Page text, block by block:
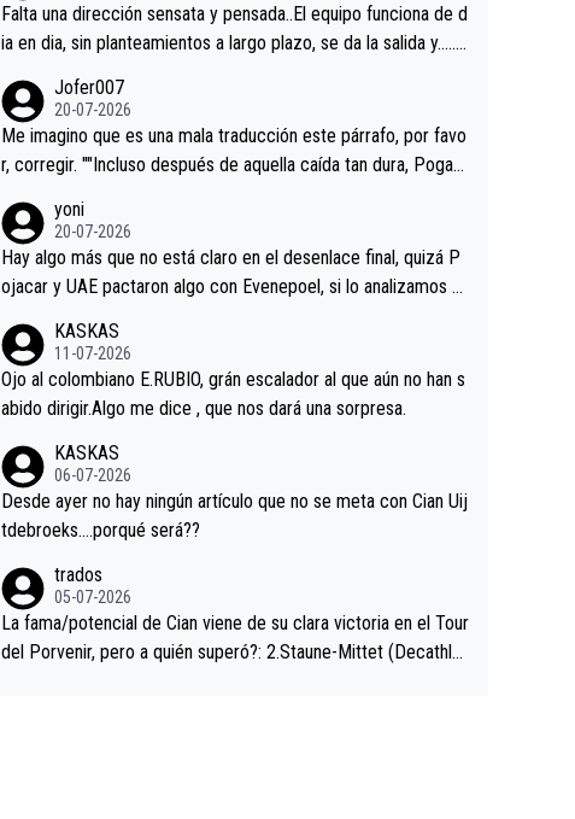
Falta una dirección sensata y pensada..El equipo funciona de d
ia en dia, sin planteamientos a largo plazo, se da la salida y…..v
a, Minguez, Velez etc etc.Me da pena vivir estos momentos t
an tristes sin victorias.
Jofer007
20-07-2026
Me imagino que es una mala traducción este párrafo, por favo
r, corregir. ""Incluso después de aquella caída tan dura, Pogac
rd permaneció pegado a su rueda. Parecía increíble la forma
en la que era capaz de controlar el miedo", recordó."
yoni
20-07-2026
Hay algo más que no está claro en el desenlace final, quizá P
ojacar y UAE pactaron algo con Evenepoel, si lo analizamos P
casi sin pedalear, luego está el saludo con Evenepoel dándose
la mano de una manera muy fraternal, más allá de los típicos t
oques en el hombro con que saludaba a Vingegard. Ahí hubo u
o aprieta, a ver si por querer poner a Del Toro con calzador e
n posición de podio UAE y Pojacar se van complicar el tour.
KASKAS
11-07-2026
Ojo al colombiano E.RUBIO, grán escalador al que aún no han s
abido dirigir.Algo me dice , que nos dará una sorpresa.
KASKAS
06-07-2026
Desde ayer no hay ningún artículo que no se meta con Cian Uij
tdebroeks….porqué será??
trados
05-07-2026
La fama/potencial de Cian viene de su clara victoria en el Tour
del Porvenir, pero a quién superó?: 2.Staune-Mittet (Decathlo